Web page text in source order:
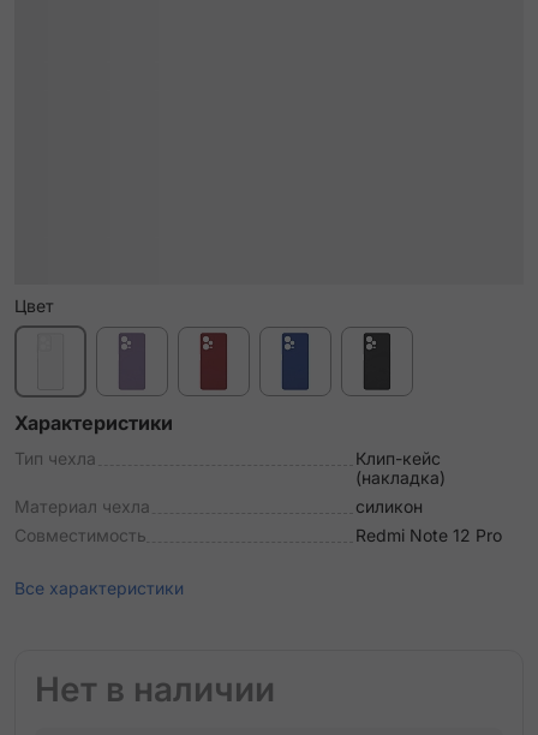
Цвет
Характеристики
Тип чехла
Клип-кейс
(накладка)
Материал чехла
силикон
Совместимость
Redmi Note 12 Pro
Все характеристики
Нет в наличии